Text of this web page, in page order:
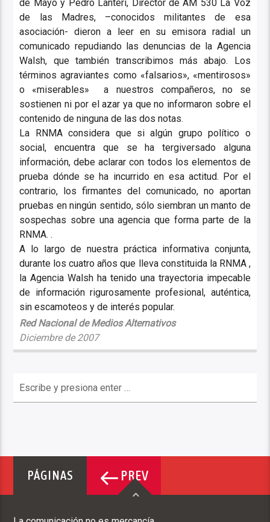
de Mayo y Pedro Lanteri, Director de AM 530 La Voz
de las Madres, –conocidos militantes de esa
asociación- dieron a leer en su emisora radial un
comunicado repudiando las denuncias de la Agencia
Walsh, que también transcribimos más abajo. Los
términos agraviantes como «falsarios», «mentirosos»
o «miserables» a nuestros compañeros, no se
sostienen ni por el azar ya que no informaron sobre el
contenido de ninguna de las dos notas.
La RNMA considera que si algún grupo político o
social, encuentra que se ha tergiversado alguna
información, debe aclarar con todos los elementos de
prueba dónde se ha incurrido en esa actitud. Por el
contrario, los firmantes del comunicado, no aportan
pruebas en ningún sentido, sólo siembran un manto de
sospechas sobre una agencia que forma parte de la
RNMA. .
A lo largo de nuestra práctica informativa conjunta,
durante los cuatro años que lleva constituida la RNMA ,
la Agencia Walsh ha tenido una trayectoria impecable
de información rigurosamente profesional, auténtica,
sin escamoteos y de interés popular.
Red Nacional de Medios Alternativos
Diciembre de 2007
PÁGINAS PREV